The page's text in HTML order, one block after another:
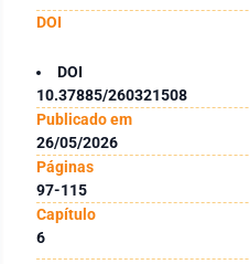
DOI
DOI
10.37885/260321508
Publicado em
26/05/2026
Páginas
97-115
Capítulo
6